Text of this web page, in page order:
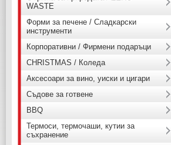
WASTE
Форми за печене / Сладкарски
инструменти
Корпоративни / Фирмени подаръци
CHRISTMAS / Коледа
Аксесоари за вино, уиски и цигари
Съдове за готвене
BBQ
Термоси, термочаши, кутии за
съхранение